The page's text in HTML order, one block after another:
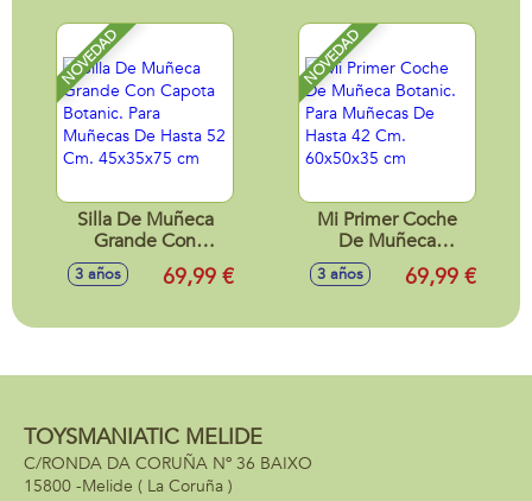
NOVEDAD
Silla De Muñeca
Grande Con
Capota Botanic.
Para Muñecas De
45x35x75 cm
3 años 69,99 €
NOVEDAD
Mi Primer Coche
De Muñeca
Botanic. Para
Muñecas De Hasta
cm
3 años 69,99 €
TOYSMANIATIC MELIDE
C/RONDA DA CORUÑA Nº 36 BAIXO
15800 -Melide ( La Coruña )